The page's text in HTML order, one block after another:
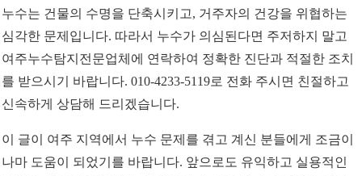
누수는 건물의 수명을 단축시키고, 거주자의 건강을 위협하는
심각한 문제입니다. 따라서 누수가 의심된다면 주저하지 말고
여주누수탐지전문업체에 연락하여 정확한 진단과 적절한 조치
를 받으시기 바랍니다. 010-4233-5119로 전화 주시면 친절하고
신속하게 상담해 드리겠습니다.
이 글이 여주 지역에서 누수 문제를 겪고 계신 분들에게 조금이
나마 도움이 되었기를 바랍니다. 앞으로도 유익하고 실용적인